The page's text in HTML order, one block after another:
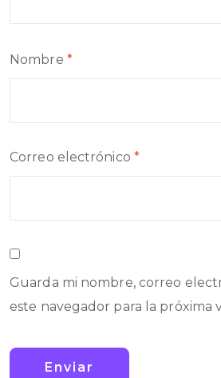
Nombre *
Correo electrónico *
Guarda mi nombre, correo
este navegador para la próxima